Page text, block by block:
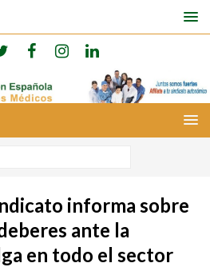
informa sobre
ante la
en todo el sector